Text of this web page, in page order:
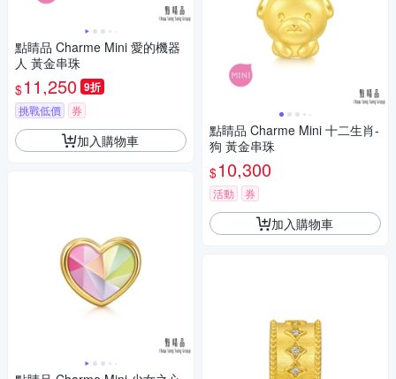
點睛品 Charme Mini 愛的機器
人 黃金串珠
$11,250 9折
挑戰低價 券
加入購物車
點睛品 Charme Mini 十二生肖-
狗 黃金串珠
$10,300
活動 券
加入購物車